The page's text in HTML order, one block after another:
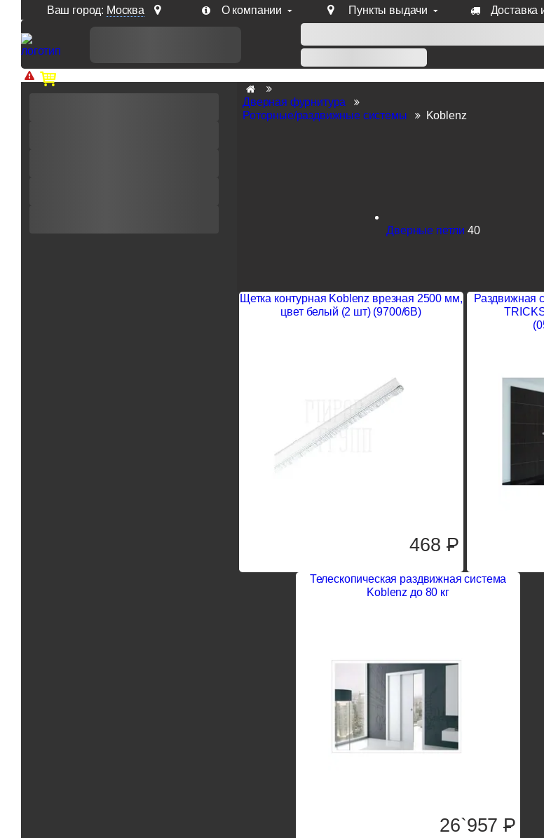
Ваш город: Москва О компании Пункты выдачи Доставка
Доп. скидка от цен на сайте 7% при заказе от 50 тыс. руб продукции Venezia, Fratelli, Tupai,
Дверная фурнитура
Роторные/раздвижные системы
Koblenz
Дверные петли 40
Щетка контурная Koblenz врезная 2500 мм,
цвет белый (2 шт) (9700/6B)
468 P
Раздвижная
Телескопическая раздвижная система
Koblenz до 80 кг
26`957P